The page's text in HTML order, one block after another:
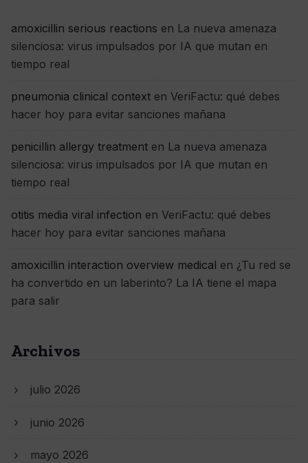
amoxicillin serious reactions en La nueva amenaza
silenciosa: virus impulsados por IA que mutan en
tiempo real
pneumonia clinical context en VeriFactu: qué debes
hacer hoy para evitar sanciones mañana
penicillin allergy treatment en La nueva amenaza
silenciosa: virus impulsados por IA que mutan en
tiempo real
otitis media viral infection en VeriFactu: qué debes
hacer hoy para evitar sanciones mañana
amoxicillin interaction overview medical en ¿Tu red se
ha convertido en un laberinto? La IA tiene el mapa
para salir
Archivos
julio 2026
junio 2026
mayo 2026